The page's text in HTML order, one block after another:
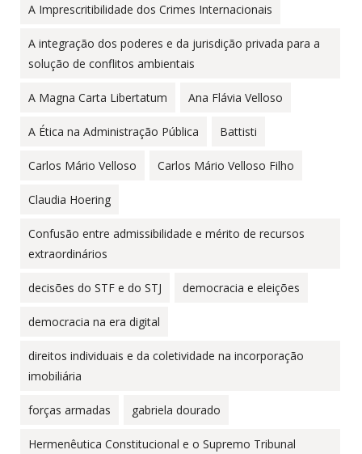
A Imprescritibilidade dos Crimes Internacionais
A integração dos poderes e da jurisdição privada para a
solução de conflitos ambientais
A Magna Carta Libertatum Ana Flávia Velloso
A Ética na Administração Pública Battisti
Carlos Mário Velloso Carlos Mário Velloso Filho
Claudia Hoering
Confusão entre admissibilidade e mérito de recursos
extraordinários
decisões do STF e do STJ democracia e eleições
democracia na era digital
direitos individuais e da coletividade na incorporação
imobiliária
forças armadas gabriela dourado
Hermenêutica Constitucional e o Supremo Tribunal